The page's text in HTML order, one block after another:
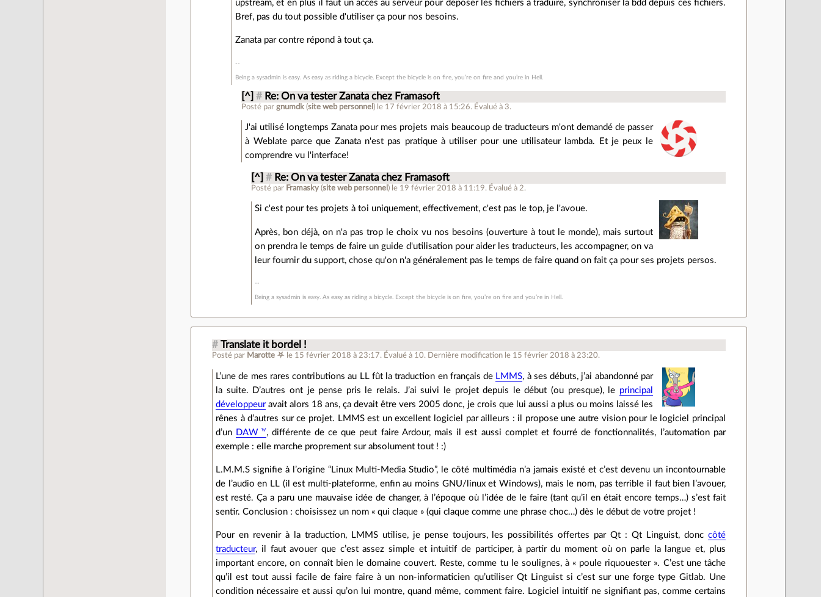
upstream, et en plus il faut un accès au serveur pour déposer les fichiers à traduire, synchroniser la bdd depuis ces fichiers.
Bref, pas du tout possible d'utiliser ça pour nos besoins.
Zanata par contre répond à tout ça.
Being a sysadmin is easy. As easy as riding a bicycle. Except the bicycle is on fire, you’re on fire and you’re in Hell.
[^] # Re: On va tester Zanata chez Framasoft
Posté pargnumdk (site web personnel ) le 17 février 2018 à 15:26. Évalué à 3.
J'ai utilisé longtemps Zanata pour mes projets mais beaucoup de traducteurs m'ont demandé de passer
à Weblate parce que Zanata n'est pas pratique à utiliser pour une utilisateur lambda. Et je peux le
comprendre vu l'interface!
[^] # Re: On va tester Zanata chez Framasoft
Posté par Framasky (site web personnel ) le 19 février 2018 à 11:19. Évalué à 2.
Si c'est pour tes projets à toi uniquement, effectivement, c'est pas le top, je l'avoue.
Après, bon déjà, on n'a pas trop le choix vu nos besoins (ouverture à tout le monde), mais surtout
on prendra le temps de faire un guide d'utilisation pour aider les traducteurs, les accompagner, on va
leur fournir du support, chose qu'on n'a généralement pas le temps de faire quand on fait ça pour ses projets persos.
Being a sysadmin is easy. As easy as riding a bicycle. Except the bicycle is on fire, you’re on fire and you’re in Hell.
# Translate it bordel !
Posté par Marotte ⛧ le 15 février 2018 à 23:17. Évalué à 10. Dernière modification le 15 février 2018 à 23:20.
L’une de mes rares contributions au LL fût la traduction en français de LMMS, à ses débuts, j’ai abandonné par
la suite. D’autres ont je pense pris le relais. J’ai suivi le projet depuis le début (ou presque), le principal
développeuravait alors 18 ans, ça devait être vers 2005 donc, je crois que lui aussi a plus ou moins laissé les
rênes à d’autres sur ce projet. LMMS est un excellent logiciel par ailleurs : il propose une autre vision pour le logiciel principal
d’un DAW
, différente de ce que peut faire Ardour, mais il est aussi complet et fourré de fonctionnalités, l’automation par
exemple : elle marche proprement sur absolument tout ! :)
L.M.M.S signifie à l’origine “Linux Multi-Media Studio”, le côté multimédia n’a jamais existé et c’est devenu un incontournable
de l’audio en LL (il est multi-plateforme, enfin au moins GNU/linux et Windows), mais le nom, pas terrible il faut bien l’avouer,
est resté. Ça a paru une mauvaise idée de changer, à l’époque où l’idée de le faire (tant qu’il en était encore temps…) s’est fait
sentir. Conclusion : choisissez un nom « qui claque » (qui claque comme une phrase choc…) dès le début de votre projet !
Pour en revenir à la traduction, LMMS utilise, je pense toujours, les possibilités offertes par Qt : Qt Linguist, donc côté
traducteur, il faut avouer que c’est assez simple et intuitif de participer, à partir du moment où on parle la langue et, plus
important encore, on connaît bien le domaine couvert. Reste, comme tu le soulignes, à « poule riquouester ». C’est une tâche
qu’il est tout aussi facile de faire faire à un non-informaticien qu’utiliser Qt Linguist si c’est sur une forge type Gitlab. Une
condition nécessaire et aussi qu’on lui montre, quand même, comment faire. Logiciel intuitif ne signifiant pas, comme certains